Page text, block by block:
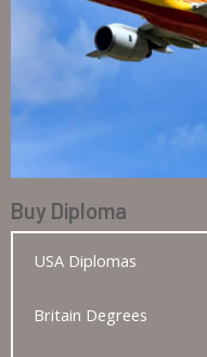
Buy Diploma
USA Diplomas
Britain Degrees